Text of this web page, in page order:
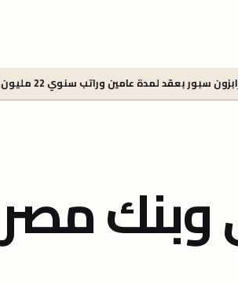
وراتب سنوي 22 مليون يورو 5 أغسطس 2026 - 1:45 م
وبنك مصر